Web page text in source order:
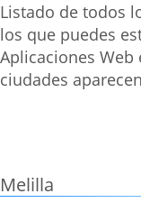
Listado de todos
los que puedes
Aplicaciones
ciudades
Melilla